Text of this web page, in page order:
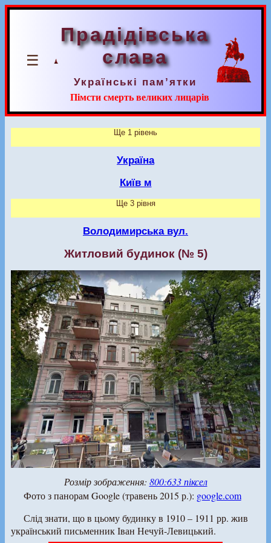
☰
Прадідівська
слава
Українські пам’ятки
Пімсти смерть великих лицарів
Ще 1 рівень
Україна
Київ м
Ще 3 рівня
Володимирська вул.
Житловий будинок (№ 5)
Розмір зображення: 800:633 піксел
Фото з панорам Google (травень 2015 р.): google.com
Слід знати, що в цьому будинку в 1910 – 1911 рр. жив
український письменник Іван Нечуй-Левицький.